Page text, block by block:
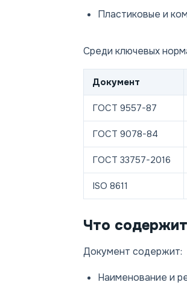
Пластиковые и
Среди ключевых
Документ
ГОСТ 9557-87
ГОСТ 9078-84
ГОСТ 33757-2016
ISO 8611
Что
Документ содержит:
Наименование и